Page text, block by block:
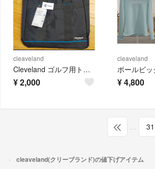
cleaveland
Cleveland ゴルフ用トート
¥2,000
cleaveland
ボールビ
¥4,800
31
cleaveland(クリーブランド)の値下げアイテム